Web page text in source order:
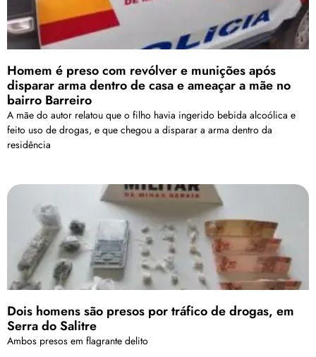
Homem é preso com revólver e munições após
disparar arma dentro de casa e ameaçar a mãe no
bairro Barreiro
A mãe do autor relatou que o filho havia ingerido bebida alcoólica e
feito uso de drogas, e que chegou a disparar a arma dentro da
residência
Dois homens são presos por tráfico de drogas, em
Serra do Salitre
Ambos presos em flagrante delito